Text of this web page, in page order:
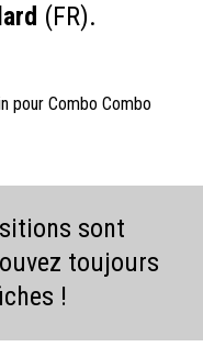
(FR).
pour Combo Combo
sont
toujours
!